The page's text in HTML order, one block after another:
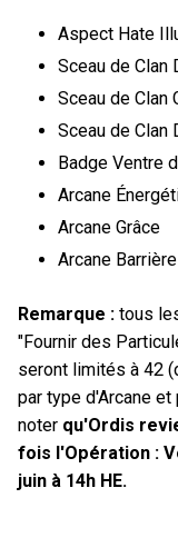
Aspect Hate
Sceau de Clan
Sceau de Clan
Sceau de Clan
Badge Ventre
Arcane
Arcane Grâce
Arcane Barrière
Remarque : tous
"Fournir des
seront limités à 42
par type d'Arcane
noter qu'Ordis
fois l'Opération :
juin à 14h HE.